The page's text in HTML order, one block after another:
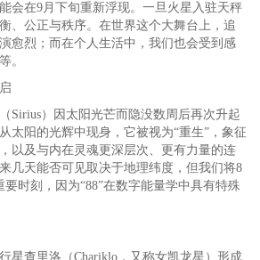
会在9月下旬重新浮现。一旦火星入驻天秤
、公正与秩序。在世界这个大舞台上，追
愈烈；而在个人生活中，我们也会受到感
。
Sirius）因太阳光芒而隐没数周后再次升起
太阳的光辉中现身，它被视为“重生”，象征
以及与内在灵魂更深层次、更有力量的连
几天能否可见取决于地理纬度，但我们将8
要时刻，因为“88”在数字能量学中具有特殊
星查里洛（Chariklo，又称女凯龙星）形成